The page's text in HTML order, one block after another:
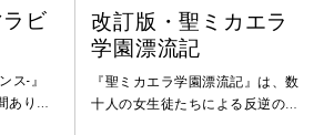
ビ
ス-』
あり」
改訂版・聖ミカエラ
学園漂流記
『聖ミカエラ学園漂流記』は、数
十人の女生徒たちによる反逆のカ